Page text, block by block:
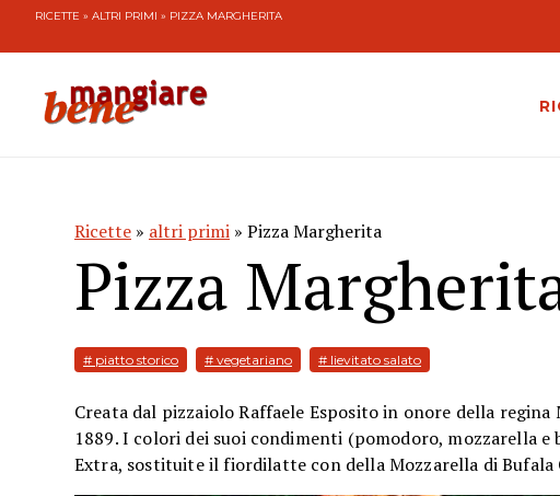
RICETTE » ALTRI PRIMI » PIZZA MARGHERITA
Ricette » altri primi » Pizza Margherita
Pizza
# piatto storico # vegetariano # lievitato salato
Creata dal pizzaiolo Raffaele Esposito in onore della
1889. I colori dei suoi condimenti (pomodoro, mozzarella
Extra, sostituite il fiordilatte con della Mozzarella di Bufala